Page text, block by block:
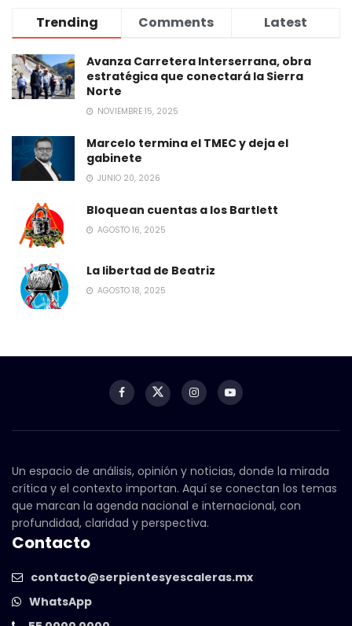
Trending Comments Latest
Avanza Carretera Interserrana, obra
estratégica que conectará la Sierra
Norte
NOVIEMBRE 15, 2025
Marcelo termina el TMEC y deja el
gabinete
JUNIO 20, 2026
Bloquean cuentas a los Bartlett
AGOSTO 16, 2025
La libertad de Beatriz
AGOSTO 18, 2025
Un espacio de análisis, opinión y noticias, donde la mirada
crítica y el contexto importan. Aquí se conectan los temas
que marcan la agenda nacional e internacional, con
profundidad, claridad y perspectiva.
Contacto
contacto@serpientesyescaleras.mx
WhatsApp